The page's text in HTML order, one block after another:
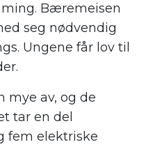
Bæremeisen
seg nødvendig
Ungene får lov til
mye av, og de
tar en del
fem elektriske